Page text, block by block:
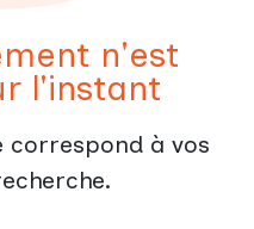
n'est
l'instant
correspond à vos